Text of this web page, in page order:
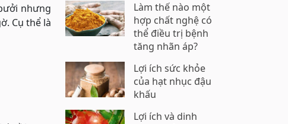
nhưng
Cụ thể là
Làm thế nào một
hợp chất nghệ có
thể điều trị bệnh
tăng nhãn áp?
Lợi ích sức khỏe
của hạt nhục đậu
khấu
Lợi ích và dinh